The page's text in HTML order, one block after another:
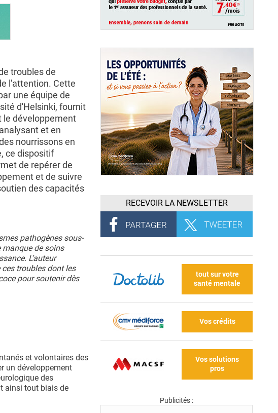
troubles de
l'attention. Cette
une équipe de
d'Helsinki, fournit
le développement
et en
nourrissons en
ce dispositif
de repérer de
et de suivre
des capacités
pathogènes sous-
manque de soins
L’auteur
troubles dont les
pour soutenir dès
et volontaires des
un développement
des
ainsi tout biais de
RECEVOIR LA NEWSLETTER
tout sur votre
santé mentale
Vos crédits
Vos solutions
pros
Publicités :